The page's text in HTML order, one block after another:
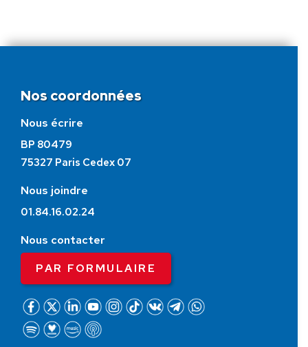
Nos coordonnées
Nous écrire
BP 80479
75327 Paris Cedex 07
Nous joindre
01.84.16.02.24
Nous contacter
PAR FORMULAIRE